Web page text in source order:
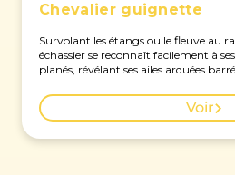
Chevalier guignette
Survolant les étangs ou le fleuve au
échassier se reconnaît facilement à
planés, révélant ses ailes arquées barrées de
Voir